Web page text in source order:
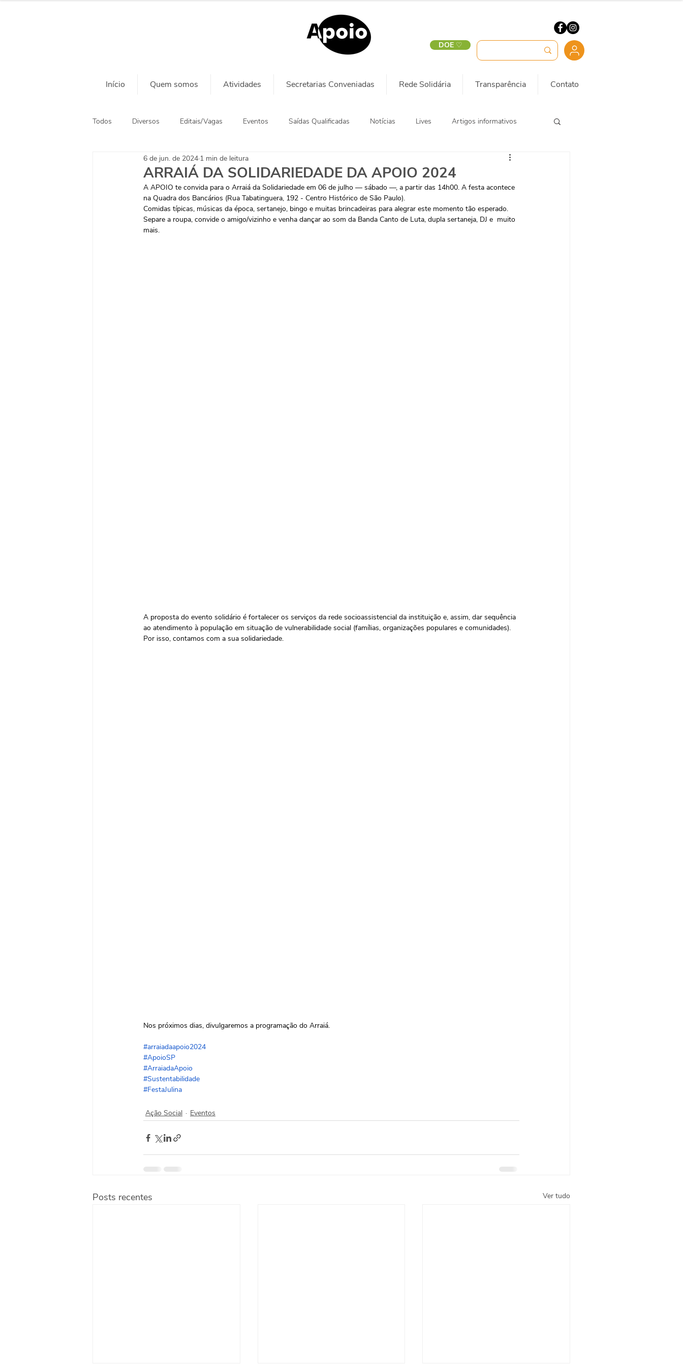
DOE ♡
Início Quem somos Atividades Secretarias Conveniadas Rede Solidária Transparência Contato
Todos Diversos Editais/Vagas Eventos Saídas Qualificadas Notícias Lives Artigos informativos
Ação Social Habitação
ARRAIÁ DA SOLIDARIEDADE DA APOIO 2024
6 de jun. de 2024 1 min de leitura
A APOIO te convida para o Arraiá da Solidariedade em 06 de julho — sábado —, a partir das 14h00. A festa acontece
na Quadra dos Bancários (Rua Tabatinguera, 192 - Centro Histórico de São Paulo).
Comidas típicas, músicas da época, sertanejo, bingo e muitas brincadeiras para alegrar este momento tão esperado.
Separe a roupa, convide o amigo/vizinho e venha dançar ao som da Banda Canto de Luta, dupla sertaneja, DJ e  muito
mais.
A proposta do evento solidário é fortalecer os serviços da rede socioassistencial da instituição e, assim, dar sequência
ao atendimento à população em situação de vulnerabilidade social (famílias, organizações populares e comunidades).
Por isso, contamos com a sua solidariedade.
Nos próximos dias, divulgaremos a programação do Arraiá.
#arraiadaapoio2024
#ApoioSP
#ArraiadaApoio
#Sustentabilidade
#FestaJulina
Ação Social Eventos
Posts recentes Ver tudo